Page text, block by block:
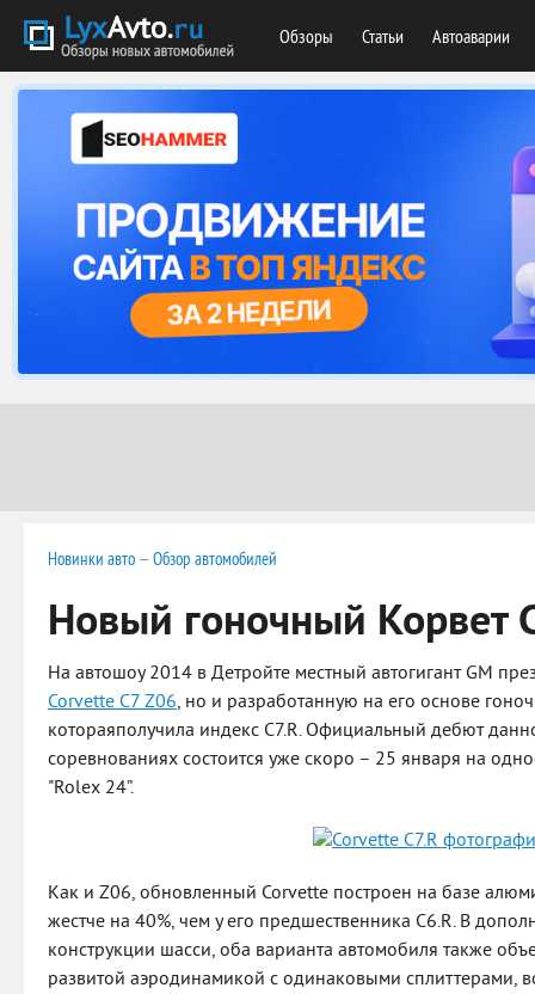
Обзоры Статьи Автоаварии
Новинки авто —Обзор автомобилей
Новый гоночный Корвет
На автошоу 2014 в Детройте местный автогигант GM
Corvette C7 Z06, но и разработанную на его основе
котораяполучила индекс C7.R. Официальный дебют
соревнованиях состоится уже скоро – 25 января на
"Rolex 24”.
Как и Z06, обновленный Corvette построен на базе
жестче на 40%, чем у его предшественника C6.R. В
конструкции шасси, оба варианта автомобиля также
развитой аэродинамикой с одинаковыми сплиттерами,